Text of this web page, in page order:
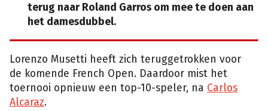
terug naar Roland Garros om mee te doen aan
het damesdubbel.
Lorenzo Musetti heeft zich teruggetrokken voor
de komende French Open. Daardoor mist het
toernooi opnieuw een top-10-speler, na Carlos
Alcaraz.